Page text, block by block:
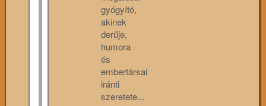
gyógyító,
akinek
derűje,
humora
és
embertársai
iránti
szeretete...